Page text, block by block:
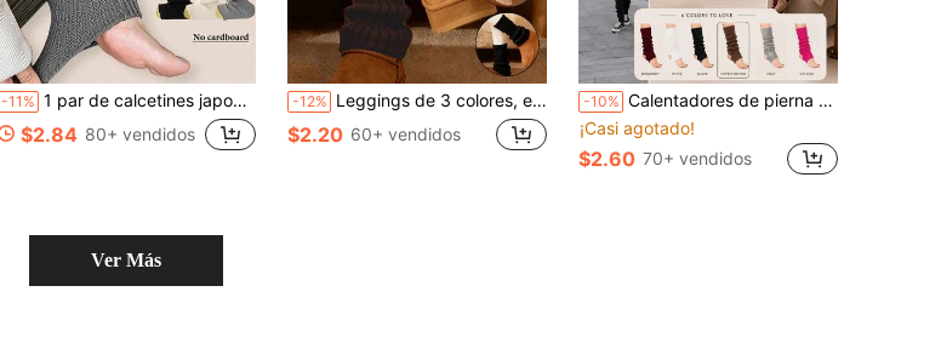
-11% 1 par de calcetines japoneses de estilo multicapa para mujer, calcetines altos de punto gris con ribete de encaje negro, ajuste delgado, adecuados para el uniforme JK en primavera/otoño, cálidos para el invierno
$2.84 80+ vendidos
-12% Leggings de 3 colores, estilo punk de los años 80-90, Y2K, adecuados para uso diario casual
$2.20 60+ vendidos
-10% Calentadores de pierna acanalados con estribo para mujer, mangas de pantorrilla de punto con talón abierto y borde de lechuga, calentadores de baile elásticos para ballet, estilo callejero Y2K y acogedor
¡Casi agotado!
$2.60 70+ vendidos
Ver Más